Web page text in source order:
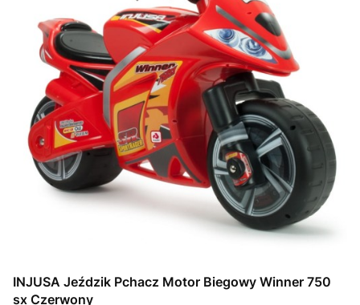
INJUSA Jeździk Pchacz Motor Biegowy Winner 750
sx Czerwony